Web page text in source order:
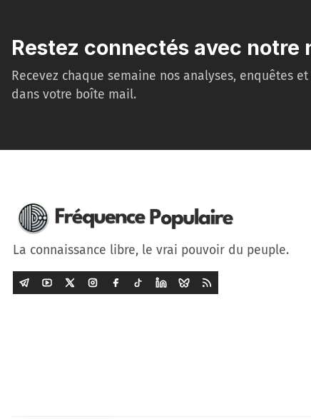
Restez connectés avec notre
Recevez chaque semaine nos analyses, enquêtes
dans votre boîte mail.
La connaissance libre, le vrai pouvoir du peuple.